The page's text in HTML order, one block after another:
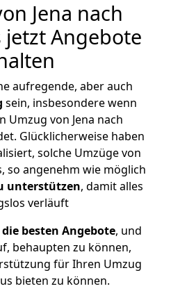
Jena nach
Angebote
aufregende, aber auch
sein, insbesondere wenn
Umzug von Jena nach
Glücklicherweise haben
solche Umzüge von
so angenehm wie möglich
unterstützen, damit alles
verläuft
besten Angebote, und
behaupten zu können,
für Ihren Umzug
bieten zu können.